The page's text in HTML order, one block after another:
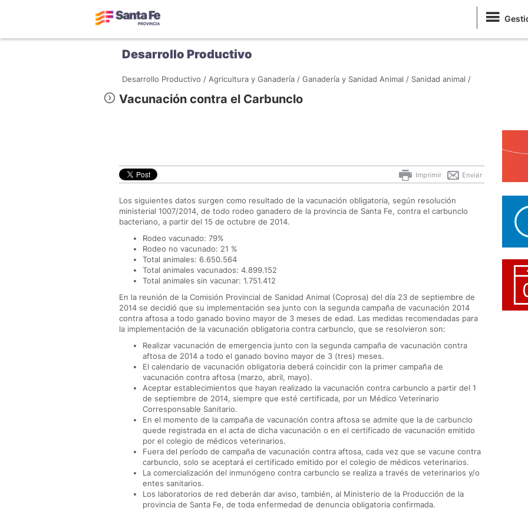
Desarrollo Productivo
Desarrollo Productivo / Agricultura y Ganadería / Ganadería y Sanidad Animal / Sanidad animal /
Vacunación contra el Carbunclo
Enviar
Imprimir
Los siguientes datos surgen como resultado de la vacunación obligatoria, según resolución
ministerial 1007/2014, de todo rodeo ganadero de la provincia de Santa Fe, contra el carbunclo
bacteriano, a partir del 15 de octubre de 2014.
Rodeo vacunado: 79%
Rodeo no vacunado: 21 %
Total animales: 6.650.564
Total animales vacunados: 4.899.152
Total animales sin vacunar: 1.751.412
En la reunión de la Comisión Provincial de Sanidad Animal (Coprosa) del día 23 de septiembre de
2014 se decidió que su implementación sea junto con la segunda campaña de vacunación 2014
contra aftosa a todo ganado bovino mayor de 3 meses de edad. Las medidas recomendadas para
la implementación de la vacunación obligatoria contra carbunclo, que se resolvieron son:
Realizar vacunación de emergencia junto con la segunda campaña de vacunación contra
aftosa de 2014 a todo el ganado bovino mayor de 3 (tres) meses.
El calendario de vacunación obligatoria deberá coincidir con la primer campaña de
vacunación contra aftosa (marzo, abril, mayo).
Aceptar establecimientos que hayan realizado la vacunación contra carbunclo a partir del 1
de septiembre de 2014, siempre que esté certificada, por un Médico Veterinario
Corresponsable Sanitario.
En el momento de la campaña de vacunación contra aftosa se admite que la de carbunclo
quede registrada en el acta de dicha vacunación o en el certificado de vacunación emitido
por el colegio de médicos veterinarios.
Fuera del período de campaña de vacunación contra aftosa, cada vez que se vacune contra
carbunclo, solo se aceptará el certificado emitido por el colegio de médicos veterinarios.
La comercialización del inmunógeno contra carbunclo se realiza a través de veterinarios y/o
entes sanitarios.
Los laboratorios de red deberán dar aviso, también, al Ministerio de la Producción de la
provincia de Santa Fe, de toda enfermedad de denuncia obligatoria confirmada.